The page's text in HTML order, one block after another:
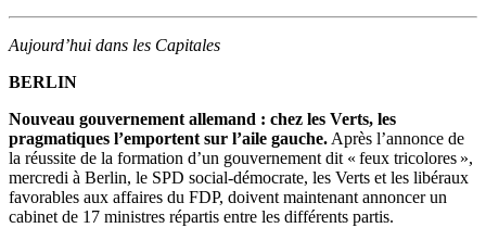
Aujourd’hui dans les Capitales
BERLIN
Nouveau gouvernement allemand : chez les Verts, les
pragmatiques l’emportent sur l’aile gauche. Après l’annonce de
la réussite de la formation d’un gouvernement dit « feux tricolores »,
mercredi à Berlin, le SPD social-démocrate, les Verts et les libéraux
favorables aux affaires du FDP, doivent maintenant annoncer un
cabinet de 17 ministres répartis entre les différents partis.